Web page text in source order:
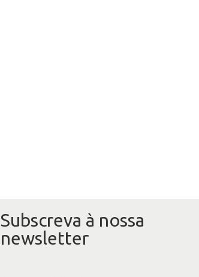
Subscreva à nossa
newsletter